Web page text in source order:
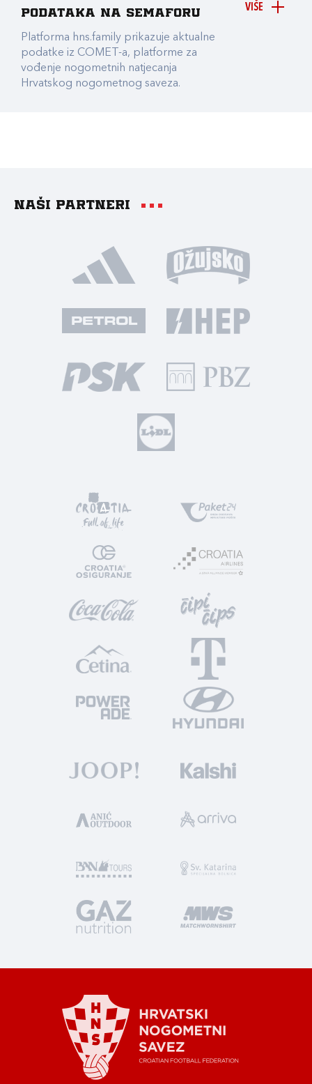
VIŠE
podataka na Semaforu
Platforma hns.family prikazuje aktualne
podatke iz COMET-a, platforme za
vođenje nogometnih natjecanja
Hrvatskog nogometnog saveza.
Naši partneri